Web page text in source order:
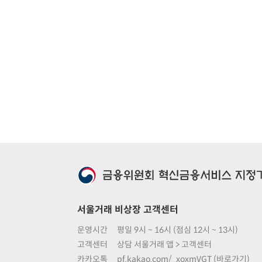
서울거래 비상장 고객센터
운영시간
평일 9시 ~ 16시 (점심 12시 ~ 13시)
고객센터
상담 서울거래 앱 > 고객센터
카카오톡
pf.kakao.com/_xoxmVGT (바로가기)